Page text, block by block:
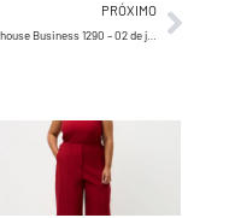
PRÓXIMO
Lighthouse Business 1290 – 02 de julho de 2024